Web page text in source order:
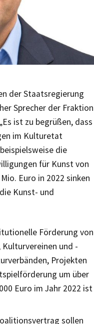
der Staatsregierung
Sprecher der Fraktion
ist zu begrüßen, dass
im Kulturetat
die
für Kunst von
Euro in 2022 sinken
Kunst- und
Förderung von
und -
Projekten
um über
Euro im Jahr 2022 ist
sollen